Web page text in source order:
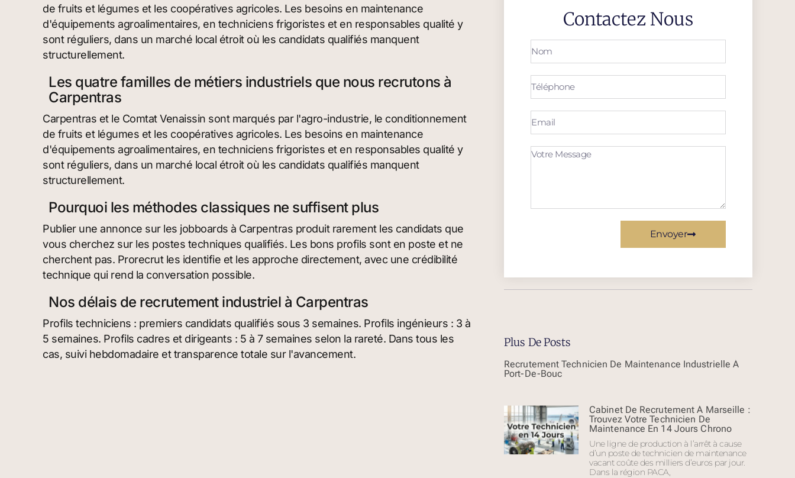
de fruits et légumes et les coopératives agricoles. Les besoins en maintenance
d'équipements agroalimentaires, en techniciens frigoristes et en responsables qualité y
sont réguliers, dans un marché local étroit où les candidats qualifiés manquent
structurellement.
Les quatre familles de métiers industriels que nous recrutons à
Carpentras
Carpentras et le Comtat Venaissin sont marqués par l'agro-industrie, le conditionnement
de fruits et légumes et les coopératives agricoles. Les besoins en maintenance
d'équipements agroalimentaires, en techniciens frigoristes et en responsables qualité y
sont réguliers, dans un marché local étroit où les candidats qualifiés manquent
structurellement.
Pourquoi les méthodes classiques ne suffisent plus
Publier une annonce sur les jobboards à Carpentras produit rarement les candidats que
vous cherchez sur les postes techniques qualifiés. Les bons profils sont en poste et ne
cherchent pas. Prorecrut les identifie et les approche directement, avec une crédibilité
technique qui rend la conversation possible.
Nos délais de recrutement industriel à Carpentras
Profils techniciens : premiers candidats qualifiés sous 3 semaines. Profils ingénieurs : 3 à
5 semaines. Profils cadres et dirigeants : 5 à 7 semaines selon la rareté. Dans tous les
cas, suivi hebdomadaire et transparence totale sur l'avancement.
Contactez Nous
Envoyer
Plus De Posts
Recrutement Technicien De Maintenance Industrielle À
Port-De-Bouc
Cabinet De Recrutement À Marseille :
Trouvez Votre Technicien De
Maintenance En 14 Jours Chrono
Une ligne de production à l’arrêt à cause
d’un poste de technicien de maintenance
vacant coûte des milliers d’euros par jour.
Dans la région PACA,